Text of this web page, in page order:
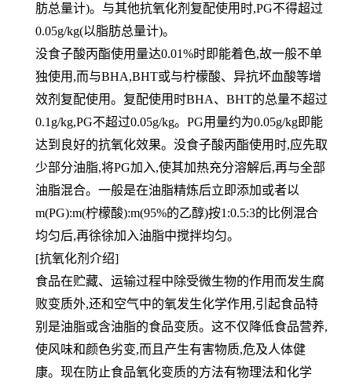
肪总量计)。与其他抗氧化剂复配使用时,PG不得超过
0.05g/kg(以脂肪总量计)。
没食子酸丙酯使用量达0.01%时即能着色,故一般不单
独使用,而与BHA,BHT或与柠檬酸、异抗坏血酸等增
效剂复配使用。复配使用时BHA、BHT的总量不超过
0.1g/kg,PG不超过0.05g/kg。PG用量约为0.05g/kg即能
达到良好的抗氧化效果。没食子酸丙酯使用时,应先取
少部分油脂,将PG加入,使其加热充分溶解后,再与全部
油脂混合。一般是在油脂精炼后立即添加或者以
m(PG):m(柠檬酸):m(95%的乙醇)按1:0.5:3的比例混合
均匀后,再徐徐加入油脂中搅拌均匀。
[抗氧化剂介绍]
食品在贮藏、运输过程中除受微生物的作用而发生腐
败变质外,还和空气中的氧发生化学作用,引起食品特
别是油脂或含油脂的食品变质。这不仅降低食品营养,
使风味和颜色劣变,而且产生有害物质,危及人体健
康。现在防止食品氧化变质的方法有物理法和化学